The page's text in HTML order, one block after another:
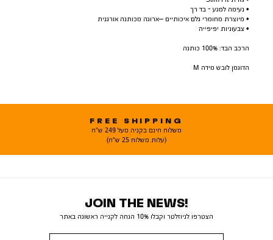
• נעימה למגע - בד רך
• מיוצרת מחומרי גלם איכותיים –ארוגה מכותנה אורגנית
• צבעוניות יפיפייה
הרכב הבד: 100% כותנה
הדוגמן לובש מידה M
FREE SHIPPING
משלוח חינם בקניה מעל 249 ש"ח
(עלות משלוח 25 ש"ח)
JOIN THE NEWS!
הצטרפו לניוזלטר וקבלו 10% הנחה לקנייה ראשונה באתר